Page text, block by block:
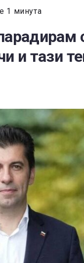
1 минута
и тази